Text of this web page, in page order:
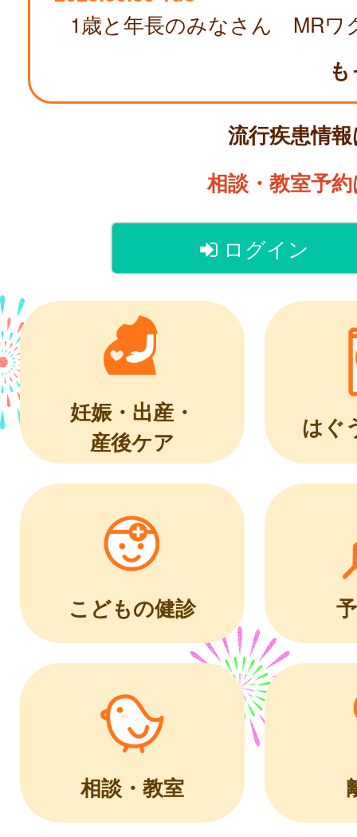
流行疾患情
相談・教室予
ログイン
妊娠・出産・
産後ケア
はぐ
こどもの健診
相談・教室